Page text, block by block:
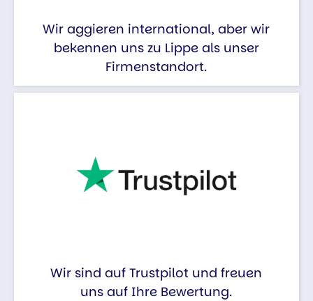
Wir aggieren international, aber wir
bekennen uns zu Lippe als unser
Firmenstandort.
Wir sind auf Trustpilot und freuen
uns auf Ihre Bewertung.